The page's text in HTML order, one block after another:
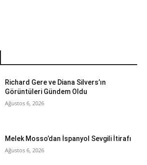
Richard Gere ve Diana Silvers’ın
Görüntüleri Gündem Oldu
Ağustos 6, 2026
Melek Mosso’dan İspanyol Sevgili İtirafı
Ağustos 6, 2026